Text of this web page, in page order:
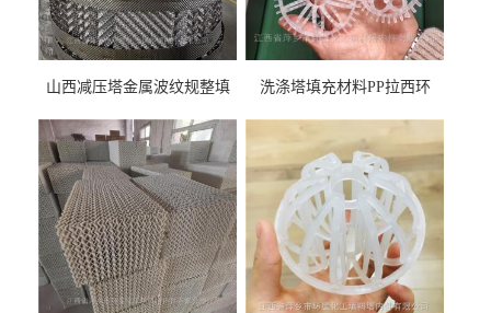
山西减压塔金属波纹规整填
料
洗涤塔填充材料PP拉西环